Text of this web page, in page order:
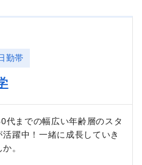
勤帯
代までの幅広い年齢層のスタ
活躍中！一緒に成長していき
。